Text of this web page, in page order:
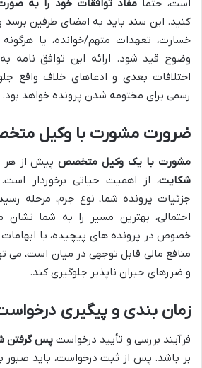
است، حتماً مفاد توافقات خود را به
کنید. این سند باید به امضای طرفین برسد
خسارت، تعهدات متهم/خوانده، یا
وضوح قید شود. ارائه این توافق نامه به
اختلافات بعدی و ادعاهای خلاف واقع
رسمی برای مختومه شدن پرونده خواهد بود.
ضرورت مشورت با وکیل
مشورت با یک وکیل متخصصپیش از هر
شکایت، از اهمیت حیاتی برخوردار
جزئیات پرونده شما، نوع جرم، مرحله
احتمالی، بهترین مسیر را به شما
خصوص در پرونده های پیچیده، با ابهامات
منافع مالی قابل توجهی در میان است، می
و ضررهای جبران ناپذیر جلوگیری کند.
زمان بندی و پیگیری
فرآیند بررسی و تأیید درخواست پس گرفتن
بر باشد. پس از ثبت درخواست، باید